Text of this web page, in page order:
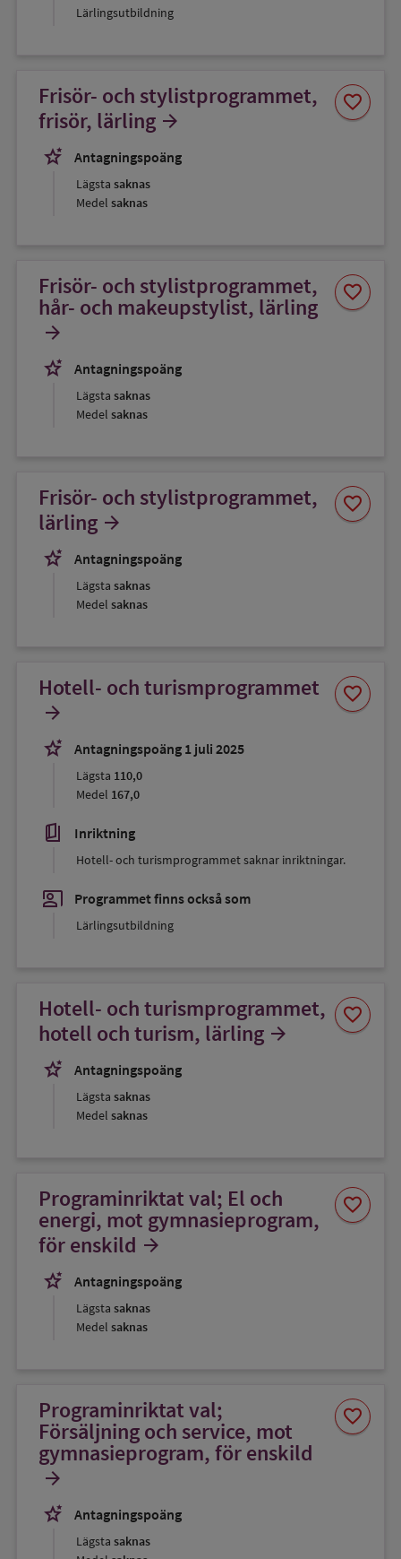
Lärlingsutbildning
Frisör- och stylistprogrammet,
frisör, lärling arrow_forward
stars_2
Antagningspoäng
Lägsta saknas
Medel saknas
favorite
Spara
som
Frisör- och stylistprogrammet,
hår- och makeupstylist, lärling
arrow_forward
stars_2
Antagningspoäng
Lägsta saknas
Medel saknas
favorite
Spara
som
Frisör- och stylistprogrammet,
lärling arrow_forward
stars_2
Antagningspoäng
Lägsta saknas
Medel saknas
favorite
Spara
som
Hotell- och turismprogrammet
arrow_forward
stars_2
Antagningspoäng 1 juli 2025
Lägsta 110,0
Medel 167,0
book_5 Inriktning
Hotell- och turismprogrammet saknar inriktningar.
co_present Programmet finns också som
Lärlingsutbildning
favorite
Spara
som
Hotell- och turismprogrammet,
hotell och turism, lärling arrow_forward
stars_2
Antagningspoäng
Lägsta saknas
Medel saknas
favorite
Spara
som
Programinriktat val; El och
energi, mot gymnasieprogram,
för enskild arrow_forward
stars_2
Antagningspoäng
Lägsta saknas
Medel saknas
favorite
Spara
som
Programinriktat val;
Försäljning och service, mot
gymnasieprogram, för enskild
arrow_forward
stars_2
Antagningspoäng
Lägsta saknas
favorite
Spara
som